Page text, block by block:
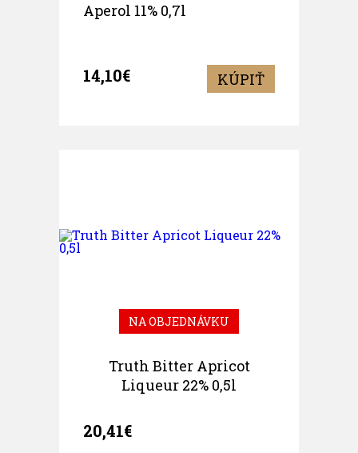
Aperol 11% 0,7l
14,10€ KÚPIŤ
NA OBJEDNÁVKU
Truth Bitter Apricot
Liqueur 22% 0,5l
20,41€